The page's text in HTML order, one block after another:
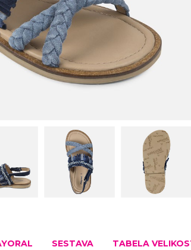
SESTAVA TABELA